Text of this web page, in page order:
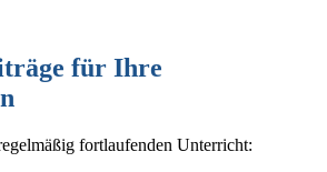
für Ihre
fortlaufenden Unterricht: